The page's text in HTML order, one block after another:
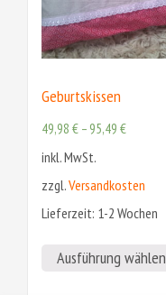
Geburtskissen
49,98 € – 95,49 €
inkl. MwSt.
zzgl.Versandkosten
Lieferzeit: 1-2 Wochen
Ausführung wählen